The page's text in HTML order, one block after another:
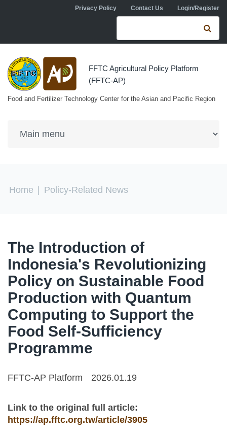
Skip to main contentPrivacy Policy Contact Us Login/Register
Search form
FFTC Agricultural Policy Platform
(FFTC-AP)
Food and Fertilizer Technology Center for the Asian and Pacific Region
You are here
Home Policy-Related News
The Introduction of
Indonesia's Revolutionizing
Policy on Sustainable Food
Production with Quantum
Computing to Support the
Food Self-Sufficiency
Programme
FFTC-AP Platform 2026.01.19
Link to the original full article:
https://ap.fftc.org.tw/article/3905